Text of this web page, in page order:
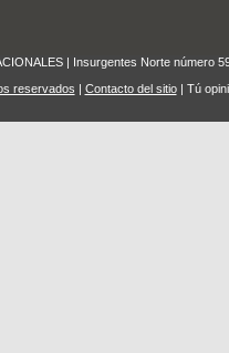
| Insurgentes Norte número
reservados | Contacto del sitio| Tú